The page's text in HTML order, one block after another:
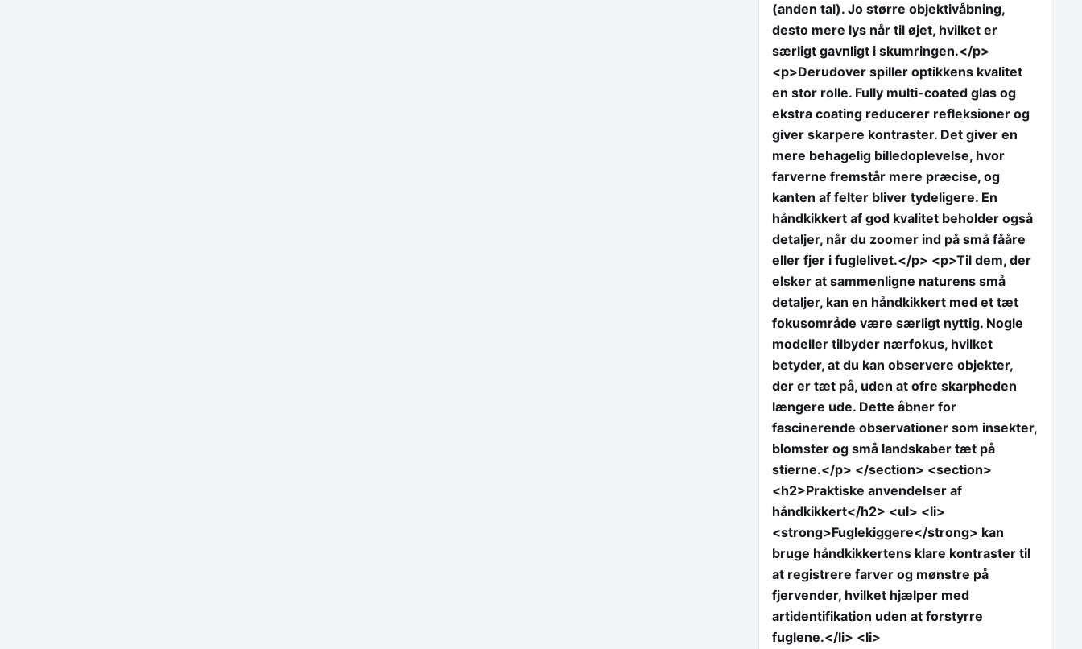
(anden tal). Jo større objektivåbning,
desto mere lys når til øjet, hvilket er
særligt gavnligt i skumringen.</p>
<p>Derudover spiller optikkens kvalitet
en stor rolle. Fully multi-coated glas og
ekstra coating reducerer refleksioner og
giver skarpere kontraster. Det giver en
mere behagelig billedoplevelse, hvor
farverne fremstår mere præcise, og
kanten af felter bliver tydeligere. En
håndkikkert af god kvalitet beholder også
detaljer, når du zoomer ind på små fååre
eller fjer i fuglelivet.</p> <p>Til dem, der
elsker at sammenligne naturens små
detaljer, kan en håndkikkert med et tæt
fokusområde være særligt nyttig. Nogle
modeller tilbyder nærfokus, hvilket
betyder, at du kan observere objekter,
der er tæt på, uden at ofre skarpheden
længere ude. Dette åbner for
fascinerende observationer som insekter,
blomster og små landskaber tæt på
stierne.</p> </section> <section>
<h2>Praktiske anvendelser af
håndkikkert</h2> <ul> <li>
<strong>Fuglekiggere</strong> kan
bruge håndkikkertens klare kontraster til
at registrere farver og mønstre på
fjervender, hvilket hjælper med
artidentifikation uden at forstyrre
fuglene.</li> <li>